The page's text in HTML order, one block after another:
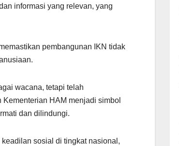
informasi yang relevan, yang
pembangunan IKN tidak
wacana, tetapi telah
HAM menjadi simbol
dan dilindungi.
sosial di tingkat nasional,